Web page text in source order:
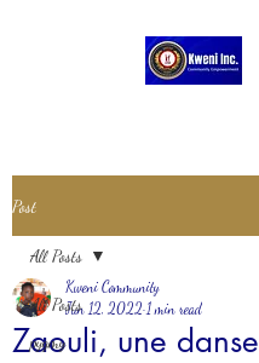
Post
All Posts
pygmy
All Posts
Zaouli, une danse
Kweni Community
Jun 12, 2022 1 min read